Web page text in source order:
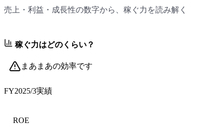
売上・利益・成長性の数字から、稼ぐ力を読み解く
稼ぐ力はどのくらい？
まあまあの効率です
FY2025/3実績
ROE